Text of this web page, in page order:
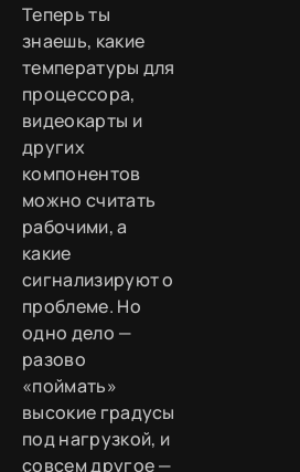
Теперь ты
знаешь, какие
температуры для
процессора,
видеокарты и
других
компонентов
можно считать
рабочими, а
какие
сигнализируют о
проблеме. Но
одно дело —
разово
«поймать»
высокие градусы
под нагрузкой, и
совсем другое —